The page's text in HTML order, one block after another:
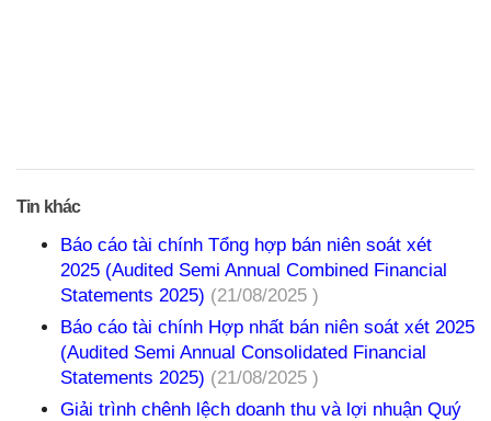
Tin khác
Báo cáo tài chính Tổng hợp bán niên soát xét
2025 (Audited Semi Annual Combined Financial
Statements 2025) (21/08/2025 )
Báo cáo tài chính Hợp nhất bán niên soát xét 2025
(Audited Semi Annual Consolidated Financial
Statements 2025) (21/08/2025 )
Giải trình chênh lệch doanh thu và lợi nhuận Quý